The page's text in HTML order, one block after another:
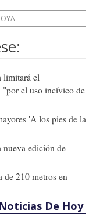
limitará el
"por el uso incívico de
'A los pies de la
nueva edición de
de 210 metros en
Noticias De Hoy